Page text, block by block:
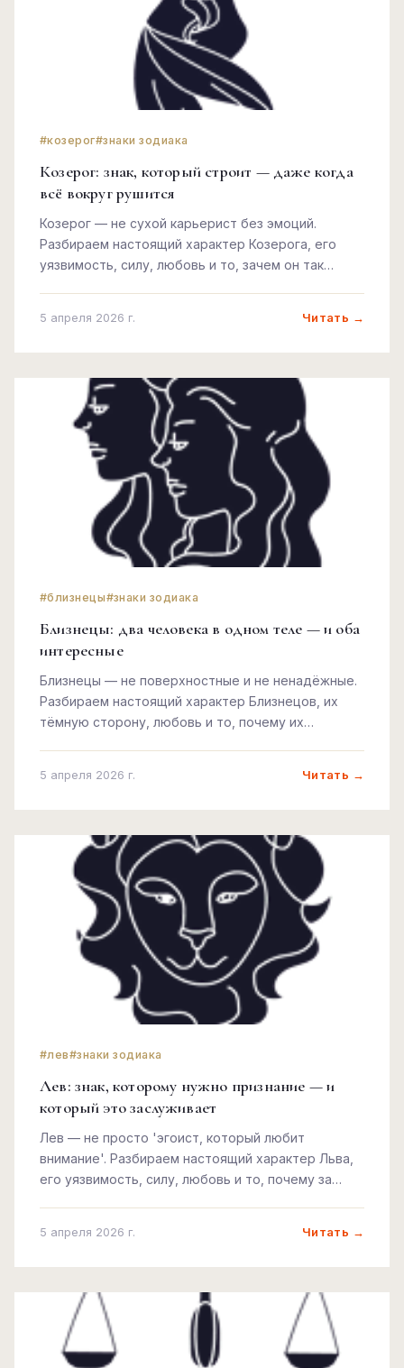
#козерог#знаки зодиака
Козерог: знак, который строит — даже когда
всё вокруг рушится
Козерог — не сухой карьерист без эмоций.
Разбираем настоящий характер Козерога, его
уязвимость, силу, любовь и то, зачем он так
5 апреля 2026 г. Читать →
#близнецы#знаки зодиака
Близнецы: два человека в одном теле — и оба
интересные
Близнецы — не поверхностные и не ненадёжные.
Разбираем настоящий характер Близнецов, их
тёмную сторону, любовь и то, почему их
5 апреля 2026 г. Читать →
#лев#знаки зодиака
Лев: знак, которому нужно признание — и
который это заслуживает
Лев — не просто 'эгоист, который любит
внимание'. Разбираем настоящий характер Льва,
его уязвимость, силу, любовь и то, почему за
5 апреля 2026 г. Читать →